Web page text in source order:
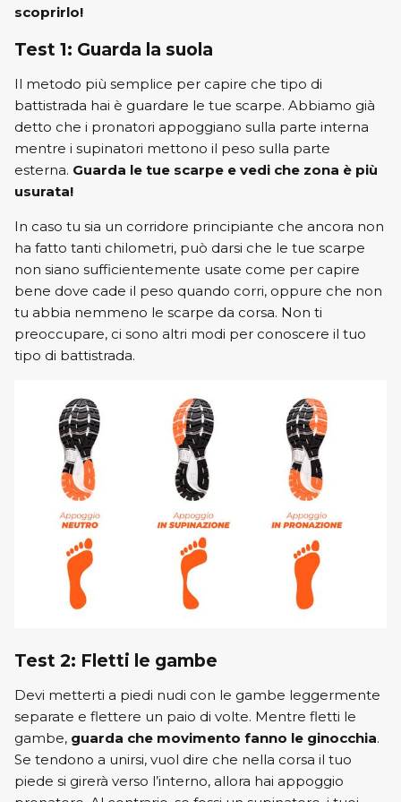
scoprirlo!
Test 1: Guarda la suola
Il metodo più semplice per capire che tipo di
battistrada hai è guardare le tue scarpe. Abbiamo già
detto che i pronatori appoggiano sulla parte interna
mentre i supinatori mettono il peso sulla parte
esterna. Guarda le tue scarpe e vedi che zona è più
usurata!
In caso tu sia un corridore principiante che ancora non
ha fatto tanti chilometri, può darsi che le tue scarpe
non siano sufficientemente usate come per capire
bene dove cade il peso quando corri, oppure che non
tu abbia nemmeno le scarpe da corsa. Non ti
preoccupare, ci sono altri modi per conoscere il tuo
tipo di battistrada.
Test 2: Fletti le gambe
Devi metterti a piedi nudi con le gambe leggermente
separate e flettere un paio di volte. Mentre fletti le
gambe, guarda che movimento fanno le ginocchia.
Se tendono a unirsi, vuol dire che nella corsa il tuo
piede si girerà verso l’interno, allora hai appoggio